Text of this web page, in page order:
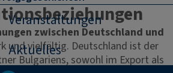
Veranstaltungen
Aktuelles
zwischen Deutschland und
und vielfältig. Deutschland ist der
Bulgariens, sowohl im Export als